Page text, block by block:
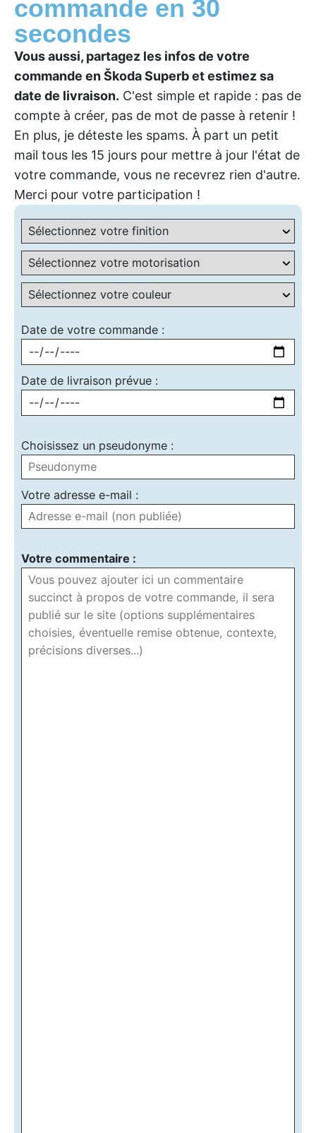
commande en 30
secondes
Vous aussi, partagez les infos de votre
commande en Škoda Superb et estimez sa
date de livraison. C'est simple et rapide : pas de
compte à créer, pas de mot de passe à retenir !
En plus, je déteste les spams. À part un petit
mail tous les 15 jours pour mettre à jour l'état de
votre commande, vous ne recevrez rien d'autre.
Merci pour votre participation !
Date de votre commande :
Date de livraison prévue :
Choisissez un pseudonyme :
Votre adresse e-mail :
Votre commentaire :